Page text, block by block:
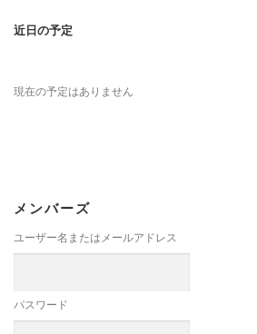
近日の予定
現在の予定はありません
メンバーズ
ユーザー名またはメールアドレス
パスワード